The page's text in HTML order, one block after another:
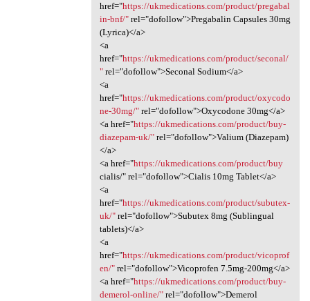
href="https://ukmedications.com/product/pregabal
in-bnf/"rel="dofollow">Pregabalin Capsules 30mg
(Lyrica)</a>
<a
href="https://ukmedications.com/product/seconal/
"rel="dofollow">Seconal Sodium</a>
<a
href="https://ukmedications.com/product/oxycodo
ne-30mg/"rel="dofollow">Oxycodone 30mg</a>
<a href="https://ukmedications.com/product/buy-
diazepam-uk/"rel="dofollow">Valium (Diazepam)
</a>
<a href="https://ukmedications.com/product/buy
cialis/" rel="dofollow">Cialis 10mg Tablet</a>
<a
href="https://ukmedications.com/product/subutex-
uk/"rel="dofollow">Subutex 8mg (Sublingual
tablets)</a>
<a
href="https://ukmedications.com/product/vicoprof
en/"rel="dofollow">Vicoprofen 7.5mg-200mg</a>
<a href="https://ukmedications.com/product/buy-
demerol-online/"rel="dofollow">Demerol